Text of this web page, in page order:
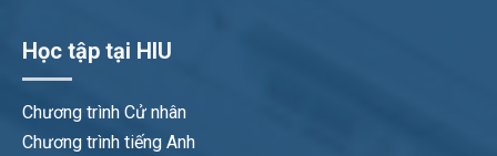
Học tập tại HIU
Chương trình Cử nhân
Chương trình tiếng Anh